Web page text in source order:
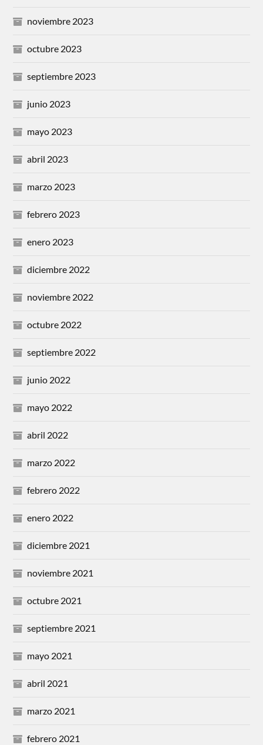
noviembre 2023
octubre 2023
septiembre 2023
junio 2023
mayo 2023
abril 2023
marzo 2023
febrero 2023
enero 2023
diciembre 2022
noviembre 2022
octubre 2022
septiembre 2022
junio 2022
mayo 2022
abril 2022
marzo 2022
febrero 2022
enero 2022
diciembre 2021
noviembre 2021
octubre 2021
septiembre 2021
mayo 2021
abril 2021
marzo 2021
febrero 2021